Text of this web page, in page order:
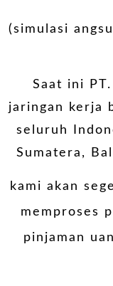
(simulasi
Saat ini PT.
jaringan kerja
seluruh
Sumatera,
kami akan
memproses
pinjaman